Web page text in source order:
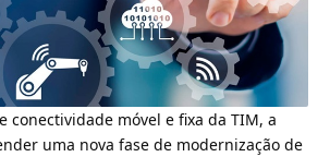
conectividade móvel e fixa da TIM, a
uma nova fase de modernização de